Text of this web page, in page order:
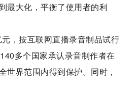
最大化，平衡了使用者的利
，按互联网直播录音制品试行
多个国家承认录音制作者在
世界范围内得到保护。同时，